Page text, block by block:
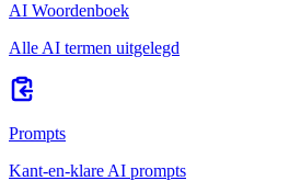
AI Woordenboek
Alle AI termen uitgelegd
Prompts
Kant-en-klare AI prompts